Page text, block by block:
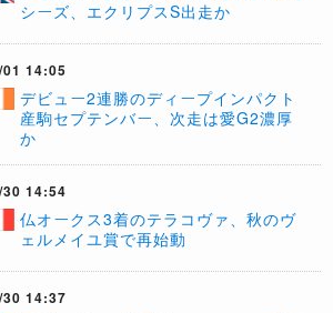
シーズ、エクリプスS出走か
01 14:05
デビュー2連勝のディープインパクト
産駒セプテンバー、次走は愛G2濃厚
か
30 14:54
仏オークス3着のテラコヴァ、秋のヴ
ェルメイユ賞で再始動
30 14:37